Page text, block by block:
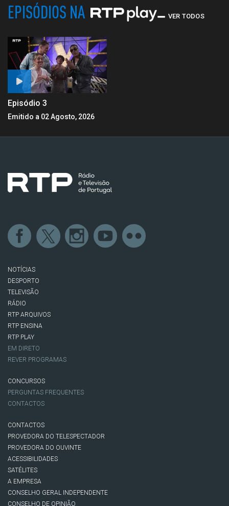
EPISÓDIOS NA VER TODOS
Episódio 3
Emitido a 02 Agosto, 2026
NOTÍCIAS
DESPORTO
TELEVISÃO
RÁDIO
RTP ARQUIVOS
RTP ENSINA
RTP PLAY
EM DIRETO
REVER PROGRAMAS
CONCURSOS
PERGUNTAS FREQUENTES
CONTACTOS
CONTACTOS
PROVEDORA DO TELESPECTADOR
PROVEDORA DO OUVINTE
ACESSIBILIDADES
SATÉLITES
A EMPRESA
CONSELHO GERAL INDEPENDENTE
CONSELHO DE OPINIÃO